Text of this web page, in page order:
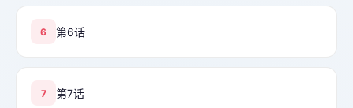
6 第6话
7 第7话